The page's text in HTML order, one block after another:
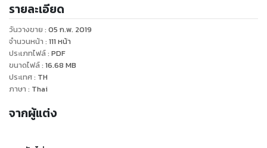
จนถึงวัยชรา ทุกคนไม่เคยละทิ้งความฝัน ได้เท่านี้จะเอาเท่าโน้น ได้
เท่าโน้นจะเอามากกว่านั้น ความต้องการของคนเราไม่มีที่สิ้นสุด
เมื่อมันไม่มีที่สิ้นสุด คนเราจึงต้องวิ่งไล่ตามความฝันกันทั้งชีวิต
รายละเอียด
วันวางขาย : 05 ก.พ. 2019
จำนวนหน้า : 111 หน้า
ประเภทไฟล์: PDF
ขนาดไฟล์: 16.68 MB
ประเทศ: TH
ภาษา : Thai
จากผู้แต่ง